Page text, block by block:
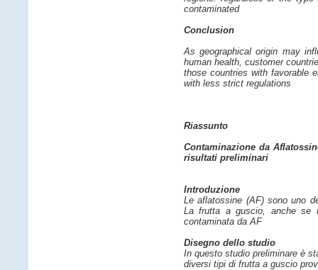
contaminated
Conclusion
As geographical origin may
human health, customer
those countries with favorable
with less strict regulations
Riassunto
Contaminazione da
risultati preliminari
Introduzione
Le aflatossine (AF) sono uno
La frutta a guscio, anche se
contaminata da AF
Disegno dello studio
In questo studio preliminare è
diversi tipi di frutta a guscio